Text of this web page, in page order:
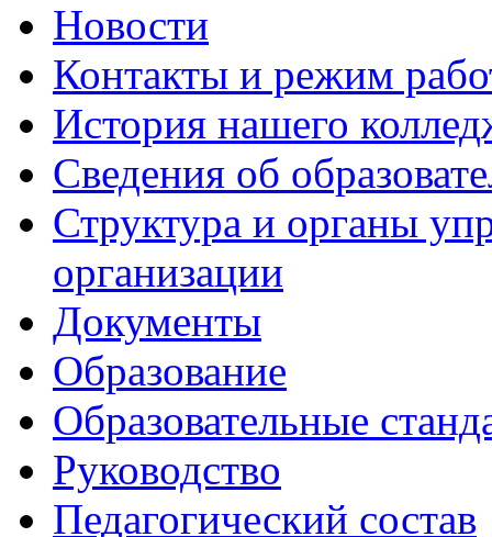
Новости
Контакты и режим
История нашего
Сведения об
Структура и органы
организации
Документы
Образование
Образовательные
Руководство
Педагогический состав